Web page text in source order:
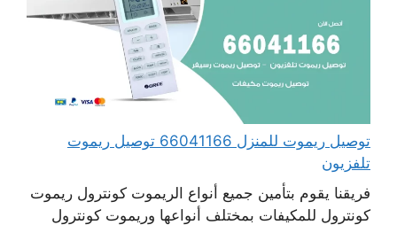
توصيل ريموت للمنزل 66041166 توصيل ريموت
تلفزيون
فريقنا يقوم بتأمين جميع أنواع الريموت كونترول ريموت
كونترول للمكيفات بمختلف أنواعها وريموت كونترول